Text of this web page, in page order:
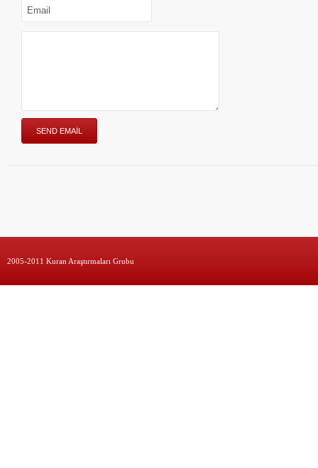
2005-2011 Kuran Araştırmaları Grubu